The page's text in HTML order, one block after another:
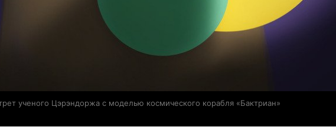
ученого Цэрэндоржа с моделью космического корабля «Бактриан»